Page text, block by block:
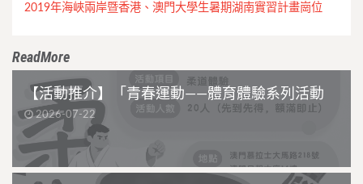
2019年海峽兩岸暨香港、澳門大學生暑期湖南實習計畫崗位
ReadMore
【活動推介】「青春運動——體育體驗系列活動
2026-07-22